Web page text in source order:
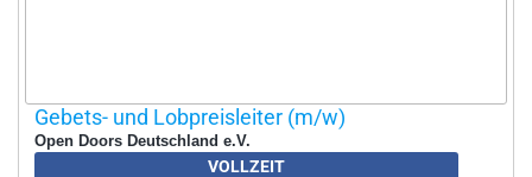
Gebets- und Lobpreisleiter (m/w)
Open Doors Deutschland e.V.
VOLLZEIT